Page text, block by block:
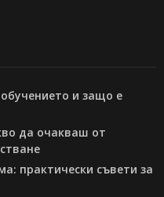
и защо е
да очакваш от
практически съвети за